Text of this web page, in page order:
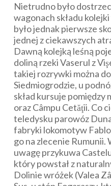
Nietrudno było
wagonach składu
było jednak pierwsze
jednej z ciekawszych
Dawną kolejką leśną
doliną rzeki Vaserul z
takiej rozrywki można
Siedmiogrodzie, u
skład kursuje pomiędzy
oraz Câmpu Cetăţii. Co
teledysku parowóz
fabryki lokomotyw
go na zlecenie
uwagę przykuwa
który powstał z
Dolinie wróżek (Valea